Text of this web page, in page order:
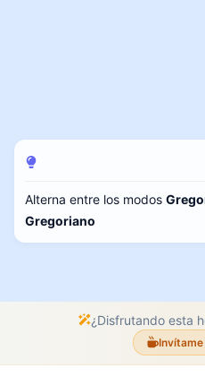
Alterna entre los modos
Gregoriano
¿Disfrutando esta